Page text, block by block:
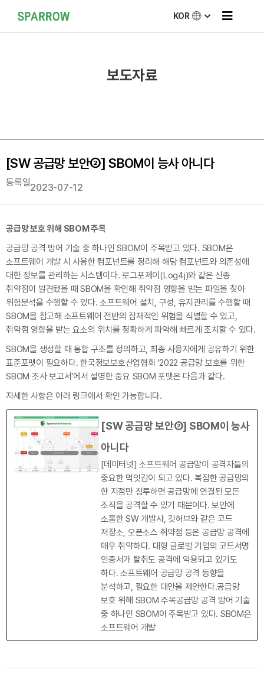
KOR
보도자료
[SW 공급망 보안②] SBOM이 능사 아니다
등록일2023-07-12
공급망 보호 위해 SBOM 주목
공급망 공격 방어 기술 중 하나인 SBOM이 주목받고 있다. SBOM은
소프트웨어 개발 시 사용한 컴포넌트를 정리해 해당 컴포넌트와 의존성에
대한 정보를 관리하는 시스템이다. 로그포제이(Log4j)와 같은 신종
취약점이 발견됐을 때 SBOM을 확인해 취약점 영향을 받는 파일을 찾아
위험분석을 수행할 수 있다. 소프트웨어 설치, 구성, 유지관리를 수행할 때
SBOM을 참고해 소프트웨어 전반의 잠재적인 위험을 식별할 수 있고,
취약점 영향을 받는 요소의 위치를 정확하게 파악해 빠르게 조치할 수 있다.
SBOM을 생성할 때 통합 구조를 정의하고, 최종 사용자에게 공유하기 위한
표준포맷이 필요하다. 한국정보보호산업협회 ‘2022 공급망 보호를 위한
SBOM 조사 보고서’에서 설명한 중요 SBOM 포맷은 다음과 같다.
자세한 사항은 아래 링크에서 확인 가능합니다.
[SW 공급망 보안②] SBOM이 능사
아니다
[데이터넷] 소프트웨어 공급망이 공격자들의
중요한 먹잇감이 되고 있다. 복잡한 공급망의
한 지점만 침투하면 공급망에 연결된 모든
조직을 공격할 수 있기 때문이다. 보안에
소홀한 SW 개발사, 깃허브와 같은 코드
저장소, 오픈소스 취약점 등은 공급망 공격에
매우 취약하다. 대형 글로벌 기업의 코드서명
인증서가 탈취도 공격에 악용되고 있기도
하다. 소프트웨어 공급망 공격 동향을
분석하고, 필요한 대안을 제안한다.공급망
보호 위해 SBOM 주목공급망 공격 방어 기술
중 하나인 SBOM이 주목받고 있다. SBOM은
소프트웨어 개발